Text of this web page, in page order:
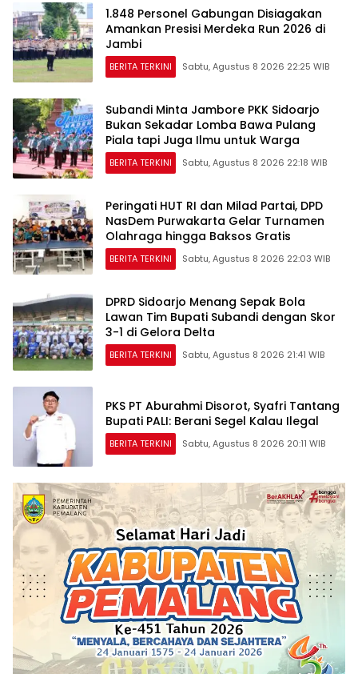
1.848 Personel Gabungan Disiagakan
Amankan Presisi Merdeka Run 2026 di
Jambi
BERITA TERKINI Sabtu, Agustus 8 2026 22:25 WIB
Subandi Minta Jambore PKK Sidoarjo
Bukan Sekadar Lomba Bawa Pulang
Piala tapi Juga Ilmu untuk Warga
BERITA TERKINI Sabtu, Agustus 8 2026 22:18 WIB
Peringati HUT RI dan Milad Partai, DPD
NasDem Purwakarta Gelar Turnamen
Olahraga hingga Baksos Gratis
BERITA TERKINI Sabtu, Agustus 8 2026 22:03 WIB
DPRD Sidoarjo Menang Sepak Bola
Lawan Tim Bupati Subandi dengan Skor
3-1 di Gelora Delta
BERITA TERKINI Sabtu, Agustus 8 2026 21:41 WIB
PKS PT Aburahmi Disorot, Syafri Tantang
Bupati PALI: Berani Segel Kalau Ilegal
BERITA TERKINI Sabtu, Agustus 8 2026 20:11 WIB